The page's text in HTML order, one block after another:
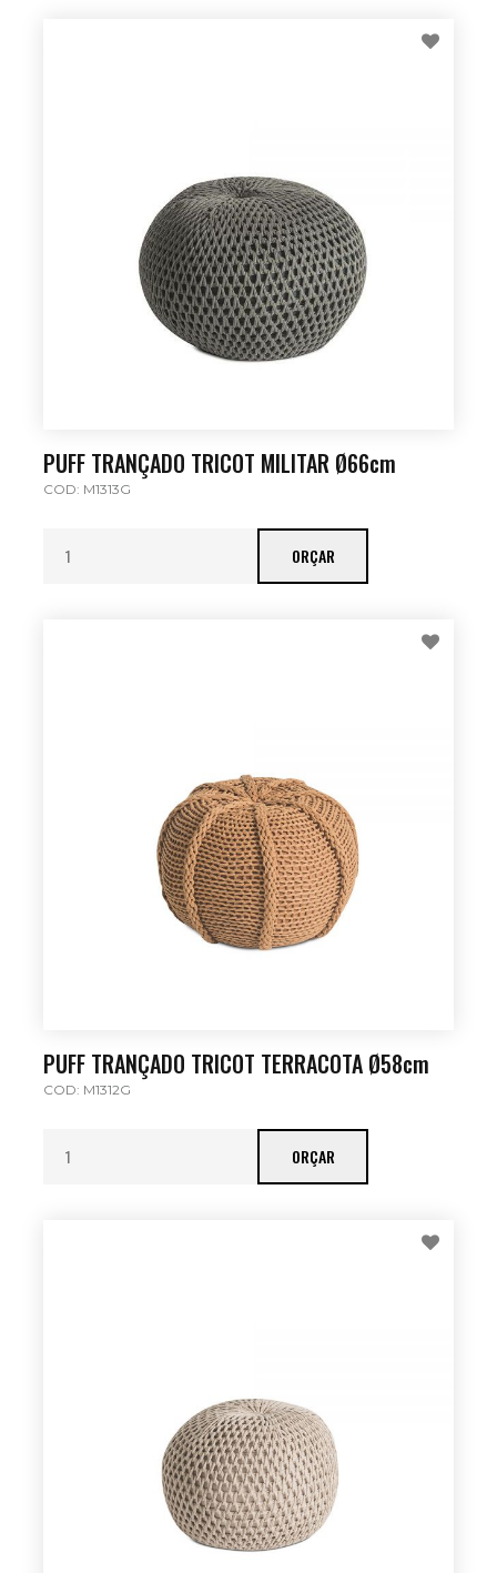
PUFF TRANÇADO TRICOT MILITAR Ø66cm
COD: M1313G
ORÇAR
PUFF TRANÇADO TRICOT TERRACOTA Ø58cm
COD: M1312G
ORÇAR